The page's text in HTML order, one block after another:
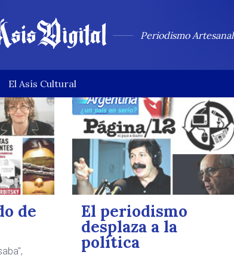
Periodismo Artesanal
El Asís Cultural
de El periodismo
desplaza a la
política